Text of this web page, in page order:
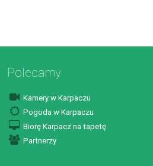
Polecamy
Kamery w Karpaczu
Pogoda w Karpaczu
Biorę Karpacz na tapetę
Partnerzy